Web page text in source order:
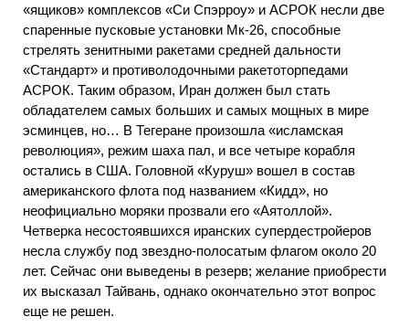
«ящиков» комплексов «Си Спэрроу» и АСРОК несли две
спаренные пусковые установки Мк-26, способные
стрелять зенитными ракетами средней дальности
«Стандарт» и противолодочными ракетоторпедами
АСРОК. Таким образом, Иран должен был стать
обладателем самых больших и самых мощных в мире
эсминцев, но… В Тегеране произошла «исламская
революция», режим шаха пал, и все четыре корабля
остались в США. Головной «Куруш» вошел в состав
американского флота под названием «Кидд», но
неофициально моряки прозвали его «Аятоллой».
Четверка несостоявшихся иранских супердестройеров
несла службу под звездно-полосатым флагом около 20
лет. Сейчас они выведены в резерв; желание приобрести
их высказал Тайвань, однако окончательно этот вопрос
еще не решен.